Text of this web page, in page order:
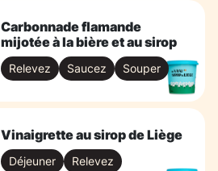
Carbonnade flamande
mijotée à la bière et au sirop
Relevez Saucez Souper
Vinaigrette au sirop de Liège
Déjeuner Relevez